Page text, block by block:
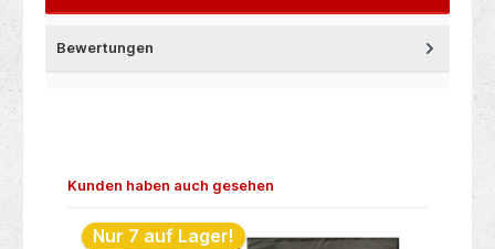
Bewertungen
Produktgalerie überspringen
Kunden haben auch gesehen
Nur 7 auf Lager!